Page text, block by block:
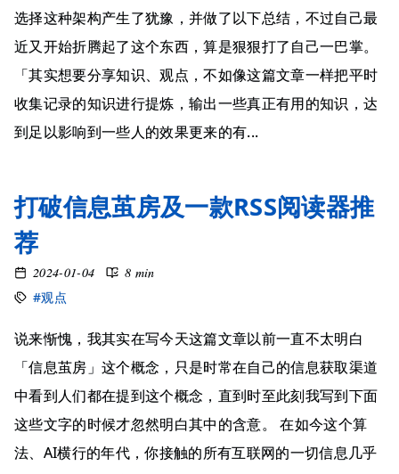
选择这种架构产生了犹豫，并做了以下总结，不过自己最
近又开始折腾起了这个东西，算是狠狠打了自己一巴掌。
「其实想要分享知识、观点，不如像这篇文章一样把平时
收集记录的知识进行提炼，输出一些真正有用的知识，达
到足以影响到一些人的效果更来的有...
打破信息茧房及一款RSS阅读器推
荐
2024-01-04
8 min
#观点
说来惭愧，我其实在写今天这篇文章以前一直不太明白
「信息茧房」这个概念，只是时常在自己的信息获取渠道
中看到人们都在提到这个概念，直到时至此刻我写到下面
这些文字的时候才忽然明白其中的含意。 在如今这个算
法、AI横行的年代，你接触的所有互联网的一切信息几乎